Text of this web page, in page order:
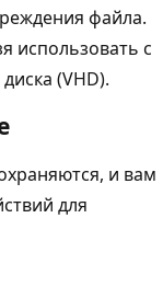
файла.
использовать с
(VHD).
и вам
для